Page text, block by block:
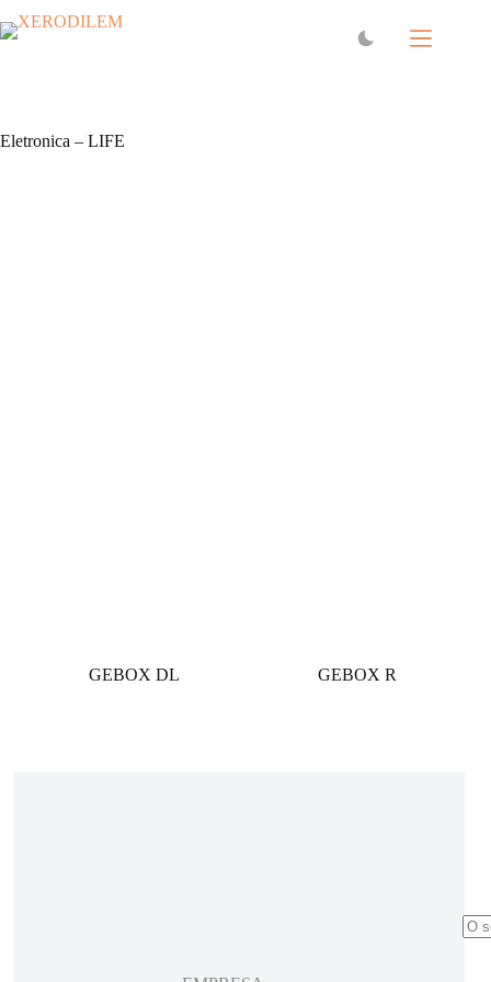
Eletronica – LIFE
GEBOX DL GEBOX R